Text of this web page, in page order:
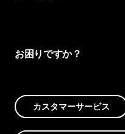
お困りですか？
カスタマーサービス